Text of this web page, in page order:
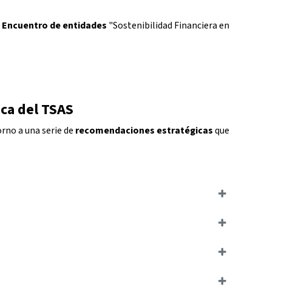
Encuentro de entidades "Sostenibilidad Financiera en
del TSAS
a una serie de recomendaciones estratégicasque